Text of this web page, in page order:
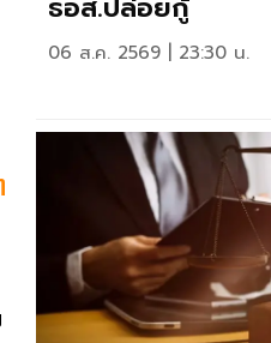
06 ส.ค. 2569 | 23:30 น.